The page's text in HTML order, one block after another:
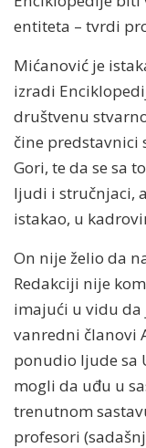
entiteta – tvrdi
Mićanović je
izradi
društvenu
čine predstavnici
Gori, te da se sa
ljudi i stručnjaci,
istakao, u
On nije želio da
Redakciji nije
imajući u vidu da
vanredni članovi
ponudio ljude sa
mogli da uđu u
trenutnom
profesori